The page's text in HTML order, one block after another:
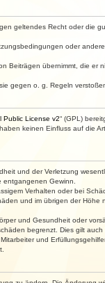
geltendes Recht oder
oder
Beiträgen übernimmt, die
gegen o. g. Regeln
Public License v2“ (GPL)
keinen Einfluss auf die
und der Verletzung
Gewinn.
Verhalten oder bei
und im übrigen der
und Gesundheit oder
begrenzt. Dies gilt
und